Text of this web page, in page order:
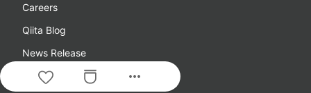
more_horiz
Careers
Qiita Blog
News Release